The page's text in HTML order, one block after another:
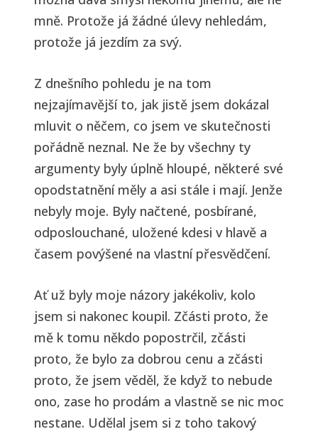
mně. Protože já žádné úlevy nehledám,
protože já jezdím za svý.
Z dnešního pohledu je na tom
nejzajímavější to, jak jistě jsem dokázal
mluvit o něčem, co jsem ve skutečnosti
pořádně neznal. Ne že by všechny ty
argumenty byly úplně hloupé, některé své
opodstatnění měly a asi stále i mají. Jenže
nebyly moje. Byly načtené, posbírané,
odposlouchané, uložené kdesi v hlavě a
časem povýšené na vlastní přesvědčení.
Ať už byly moje názory jakékoliv, kolo
jsem si nakonec koupil. Zčásti proto, že
mě k tomu někdo popostrčil, zčásti
proto, že bylo za dobrou cenu a zčásti
proto, že jsem věděl, že když to nebude
ono, zase ho prodám a vlastně se nic moc
nestane. Udělal jsem si z toho takový